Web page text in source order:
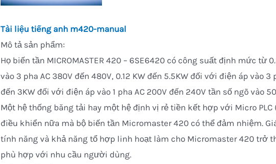
Tài liệu tiếng anh m420-manual
Mô tả sản phẩm:
Họ biến tần MICROMASTER 420 – 6SE6420 có công suất định mức từ
vào 3 pha AC 380V đến 480V, 0.12 KW đến 5.5KW đối với điện áp vào 3
đến 3KW đối với điện áp vào 1 pha AC 200V đến 240V tần số ngõ vào
Một hệ thống băng tải hay một hệ định vị rẻ tiền kết hợp với Micro
điều khiển nữa mà bộ biến tần Micromaster 420 có thể đảm nhiệm.
tính năng và khả năng tổ hợp linh hoạt làm cho Micromaster 420 trở
phù hợp với nhu cầu người dùng.